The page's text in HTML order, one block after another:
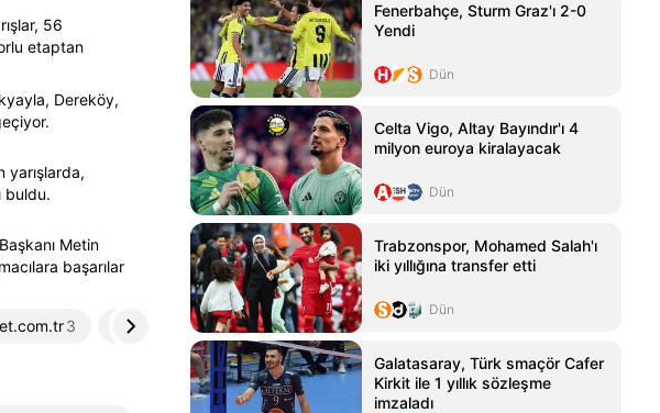
56
etaptan
Dereköy,
yarışlarda,
buldu.
Metin
başarılar
3 rayhaber.com4 sondakika.com
Fenerbahçe, Sturm Graz'ı 2-0
Yendi
Dün
Celta Vigo, Altay Bayındır'ı 4
milyon euroya kiralayacak
Dün
Trabzonspor, Mohamed Salah'ı
iki yıllığına transfer etti
Dün
Galatasaray, Türk smaçör Cafer
Kirkit ile 1 yıllık sözleşme
imzaladı